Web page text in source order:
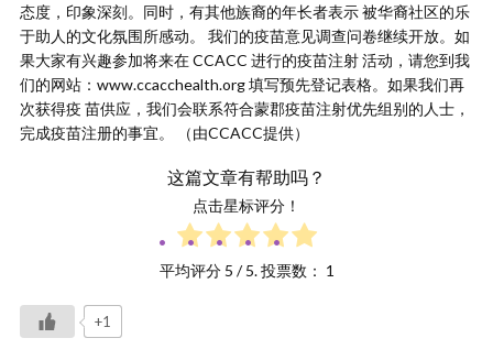
态度，印象深刻。同时，有其他族裔的年长者表示 被华裔社区的乐
于助人的文化氛围所感动。 我们的疫苗意见调查问卷继续开放。如
果大家有兴趣参加将来在 CCACC 进行的疫苗注射 活动，请您到我
们的网站：www.ccacchealth.org 填写预先登记表格。如果我们再
次获得疫 苗供应，我们会联系符合蒙郡疫苗注射优先组别的人士，
完成疫苗注册的事宜。 （由CCACC提供）
这篇文章有帮助吗？
点击星标评分！
平均评分 5 / 5. 投票数： 1
+1